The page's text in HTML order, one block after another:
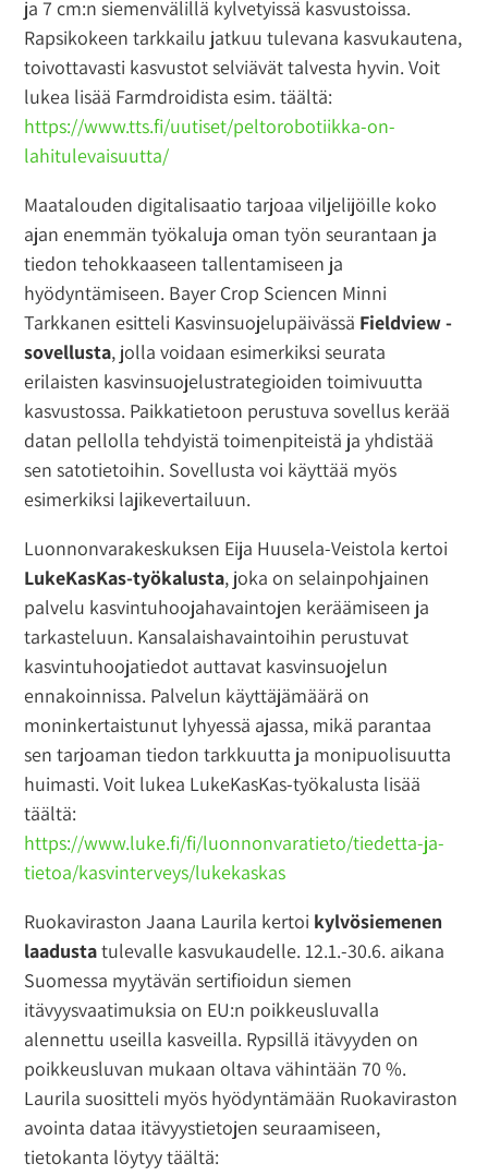
ja 7 cm:n siemenvälillä kylvetyissä kasvustoissa.
Rapsikokeen tarkkailu jatkuu tulevana kasvukautena,
toivottavasti kasvustot selviävät talvesta hyvin. Voit
lukea lisää Farmdroidista esim. täältä:
https://www.tts.fi/uutiset/peltorobotiikka-on-
lahitulevaisuutta/
Maatalouden digitalisaatio tarjoaa viljelijöille koko
ajan enemmän työkaluja oman työn seurantaan ja
tiedon tehokkaaseen tallentamiseen ja
hyödyntämiseen. Bayer Crop Sciencen Minni
Tarkkanen esitteli Kasvinsuojelupäivässä Fieldview -
sovellusta, jolla voidaan esimerkiksi seurata
erilaisten kasvinsuojelustrategioiden toimivuutta
kasvustossa. Paikkatietoon perustuva sovellus kerää
datan pellolla tehdyistä toimenpiteistä ja yhdistää
sen satotietoihin. Sovellusta voi käyttää myös
esimerkiksi lajikevertailuun.
Luonnonvarakeskuksen Eija Huusela-Veistola kertoi
LukeKasKas-työkalusta, joka on selainpohjainen
palvelu kasvintuhoojahavaintojen keräämiseen ja
tarkasteluun. Kansalaishavaintoihin perustuvat
kasvintuhoojatiedot auttavat kasvinsuojelun
ennakoinnissa. Palvelun käyttäjämäärä on
moninkertaistunut lyhyessä ajassa, mikä parantaa
sen tarjoaman tiedon tarkkuutta ja monipuolisuutta
huimasti. Voit lukea LukeKasKas-työkalusta lisää
täältä:
https://www.luke.fi/fi/luonnonvaratieto/tiedetta-ja-
tietoa/kasvinterveys/lukekaskas
Ruokaviraston Jaana Laurila kertoi kylvösiemenen
laadustatulevalle kasvukaudelle. 12.1.-30.6. aikana
Suomessa myytävän sertifioidun siemen
itävyysvaatimuksia on EU:n poikkeusluvalla
alennettu useilla kasveilla. Rypsillä itävyyden on
poikkeusluvan mukaan oltava vähintään 70 %.
Laurila suositteli myös hyödyntämään Ruokaviraston
avointa dataa itävyystietojen seuraamiseen,
tietokanta löytyy täältä: